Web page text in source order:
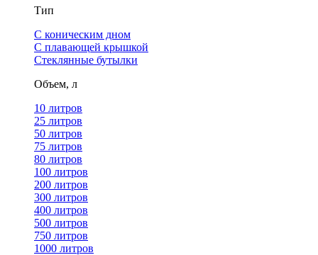
Тип
С коническим дном
С плавающей крышкой
Стеклянные бутылки
Объем, л
10 литров
25 литров
50 литров
75 литров
80 литров
100 литров
200 литров
300 литров
400 литров
500 литров
750 литров
1000 литров